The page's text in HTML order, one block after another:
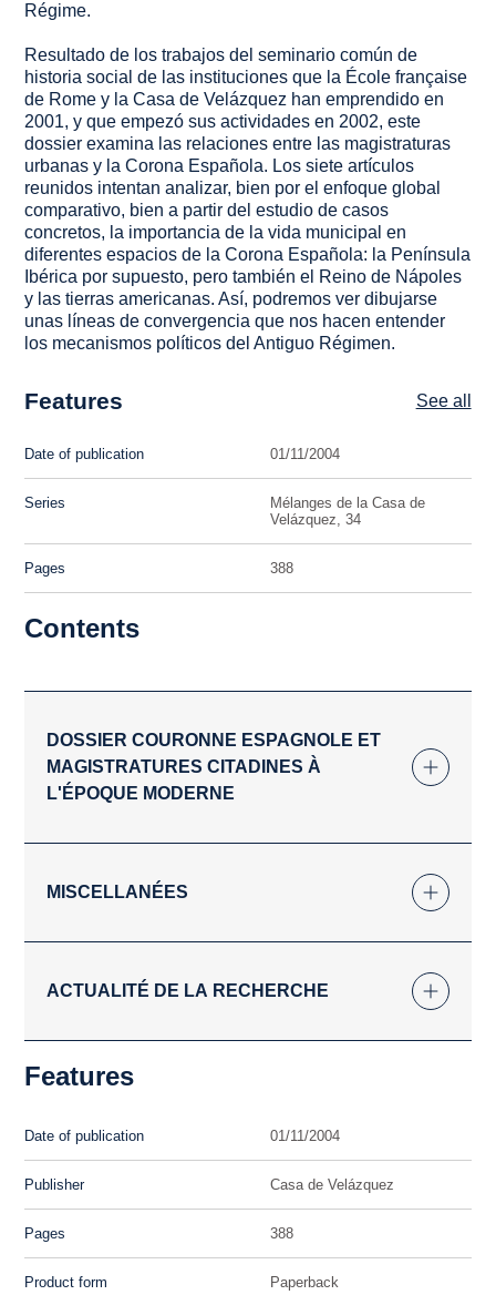
Régime.
Resultado de los trabajos del seminario común de
historia social de las instituciones que la École française
de Rome y la Casa de Velázquez han emprendido en
2001, y que empezó sus actividades en 2002, este
dossier examina las relaciones entre las magistraturas
urbanas y la Corona Española. Los siete artículos
reunidos intentan analizar, bien por el enfoque global
comparativo, bien a partir del estudio de casos
concretos, la importancia de la vida municipal en
diferentes espacios de la Corona Española: la Península
Ibérica por supuesto, pero también el Reino de Nápoles
y las tierras americanas. Así, podremos ver dibujarse
unas líneas de convergencia que nos hacen entender
los mecanismos políticos del Antiguo Régimen.
Features See all
Date of publication 01/11/2004
Series
Mélanges de la Casa de
Velázquez, 34
Pages 388
Contents
DOSSIER COURONNE ESPAGNOLE ET
MAGISTRATURES CITADINES À
L'ÉPOQUE MODERNE
MISCELLANÉES
ACTUALITÉ DE LA RECHERCHE
Features
Date of publication 01/11/2004
Publisher Casa de Velázquez
Pages 388
Product form Paperback